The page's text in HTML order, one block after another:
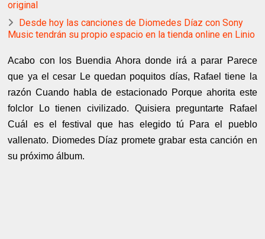
original
Desde hoy las canciones de Diomedes Díaz con Sony
Music tendrán su propio espacio en la tienda online en Linio
Acabo con los Buendia Ahora donde irá a parar Parece
que ya el cesar Le quedan poquitos días, Rafael tiene la
razón Cuando habla de estacionado Porque ahorita este
folclor Lo tienen civilizado. Quisiera preguntarte Rafael
Cuál es el festival que has elegido tú Para el pueblo
vallenato. Diomedes Díaz promete grabar esta canción en
su próximo álbum.